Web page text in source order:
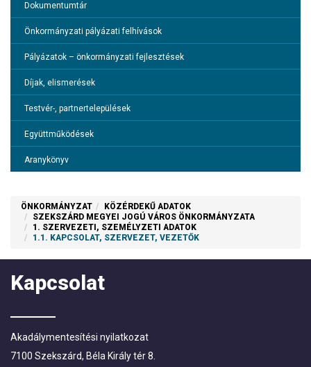
Dokumentumtár
Önkormányzati pályázati felhívások
Pályázatok – önkormányzati fejlesztések
Díjak, elismerések
Testvér-, partnertelepülések
Együttműködések
Aranykönyv
Társadalmasítás
Klímastratégia és klímatudatosság
Menetrendek
Közétkeztetés
Akadálymentesítési nyilatkozat
Lakossági adatgyűjtés
Választási információk
ÖNKORMÁNYZAT
KÖZÉRDEKŰ ADATOK
SZEKSZÁRD MEGYEI JOGÚ VÁROS ÖNKORMÁNYZATA
1. SZERVEZETI, SZEMÉLYZETI ADATOK
1.1. KAPCSOLAT, SZERVEZET, VEZETŐK
Kapcsolat
Akadálymentesítési nyilatkozat
7100 Szekszárd, Béla Király tér 8.